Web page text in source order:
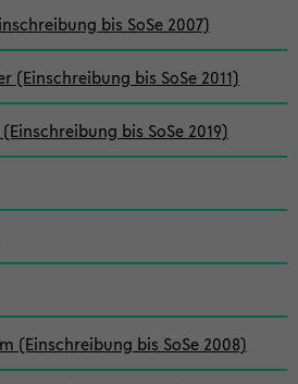
bis SoSe 2007)
bis SoSe 2011)
bis SoSe 2019)
(Einschreibung bis SoSe 2008)